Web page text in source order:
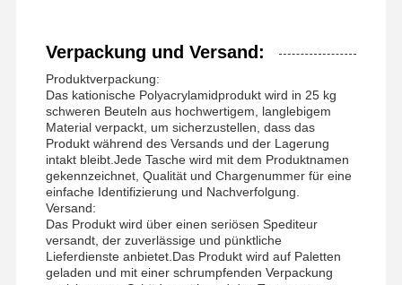
Verpackung und Versand:
Produktverpackung:
Das kationische Polyacrylamidprodukt wird in 25 kg
schweren Beuteln aus hochwertigem, langlebigem
Material verpackt, um sicherzustellen, dass das
Produkt während des Versands und der Lagerung
intakt bleibt.Jede Tasche wird mit dem Produktnamen
gekennzeichnet, Qualität und Chargenummer für eine
einfache Identifizierung und Nachverfolgung.
Versand:
Das Produkt wird über einen seriösen Spediteur
versandt, der zuverlässige und pünktliche
Lieferdienste anbietet.Das Produkt wird auf Paletten
geladen und mit einer schrumpfenden Verpackung